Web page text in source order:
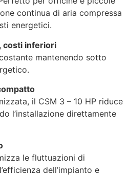
continua di aria compressa
energetici.
costi inferiori
mantenendo sotto
il CSM 3 – 10 HP riduce
l’installazione direttamente
le fluttuazioni di
dell’impianto e